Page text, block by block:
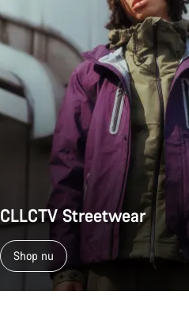
CLLCTV Streetwear
Shop nu